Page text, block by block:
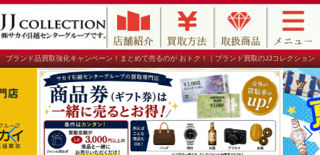
ブランド品買取強化キャンペーン！まとめて売るのが おトク！｜ブランド買取のJJコレクション